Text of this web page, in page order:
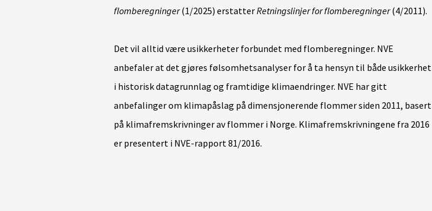
flomberegninger(1/2025) erstatterRetningslinjer for flomberegninger(4/2011).
Det vil alltid være usikkerheter forbundet med flomberegninger. NVE
anbefaler at det gjøres følsomhetsanalyser for å ta hensyn til både usikkerhet
i historisk datagrunnlag og framtidige klimaendringer. NVE har gitt
anbefalinger om klimapåslag på dimensjonerende flommer siden 2011, basert
på klimafremskrivninger av flommer i Norge. Klimafremskrivningene fra 2016
er presentert i NVE-rapport 81/2016.